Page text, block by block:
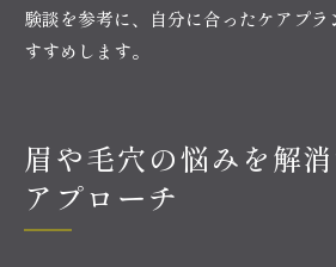
験談を参考に、自分に合ったケアプ
すすめします。
眉や毛穴の悩みを解
アプローチ